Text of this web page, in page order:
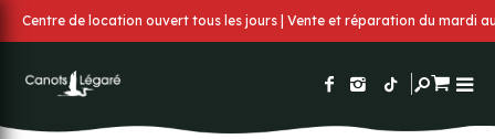
Centre de location ouvert tous les jours | Vente et réparation du mardi